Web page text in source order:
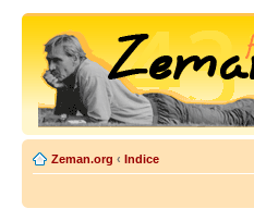
Zeman.org ‹ Indice